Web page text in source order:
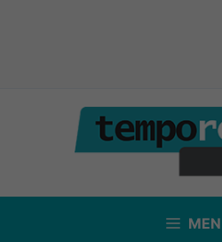
contenuto